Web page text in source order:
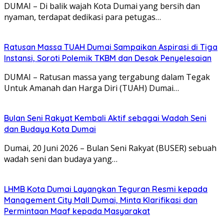
DUMAI – Di balik wajah Kota Dumai yang bersih dan
nyaman, terdapat dedikasi para petugas…
Ratusan Massa TUAH Dumai Sampaikan Aspirasi di Tiga
Instansi, Soroti Polemik TKBM dan Desak Penyelesaian
DUMAI – Ratusan massa yang tergabung dalam Tegak
Untuk Amanah dan Harga Diri (TUAH) Dumai…
Bulan Seni Rakyat Kembali Aktif sebagai Wadah Seni
dan Budaya Kota Dumai
Dumai, 20 Juni 2026 – Bulan Seni Rakyat (BUSER) sebuah
wadah seni dan budaya yang…
LHMB Kota Dumai Layangkan Teguran Resmi kepada
Management City Mall Dumai, Minta Klarifikasi dan
Permintaan Maaf kepada Masyarakat